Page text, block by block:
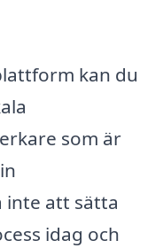
kan du
som är
inte att sätta
idag och